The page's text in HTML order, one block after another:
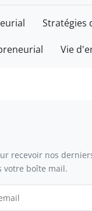
Stratégies
Vie
recevoir nos
votre boîte mail.